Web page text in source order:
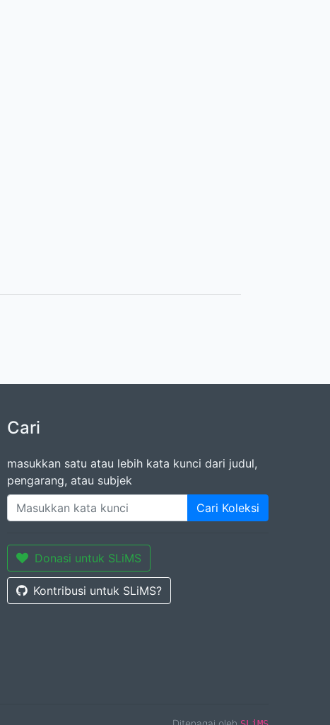
Cari
masukkan satu atau lebih kata kunci dari judul,
pengarang, atau subjek
Cari Koleksi
Donasi untuk SLiMS
Kontribusi untuk SLiMS?